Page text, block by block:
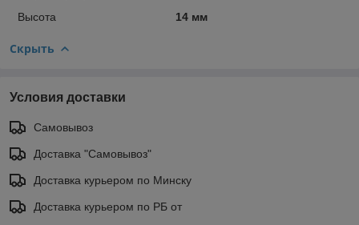
Высота
14 мм
Скрыть
Условия доставки
Самовывоз
Доставка "Самовывоз"
Доставка курьером по Минску
Доставка курьером по РБ от